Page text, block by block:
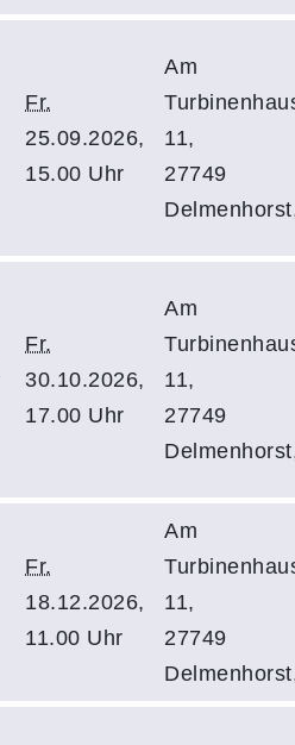
Fr.
25.09.2026,
15.00 Uhr
Am
11,
27749
Fr.
30.10.2026,
17.00 Uhr
Am
11,
27749
Fr.
18.12.2026,
11.00 Uhr
Am
11,
27749